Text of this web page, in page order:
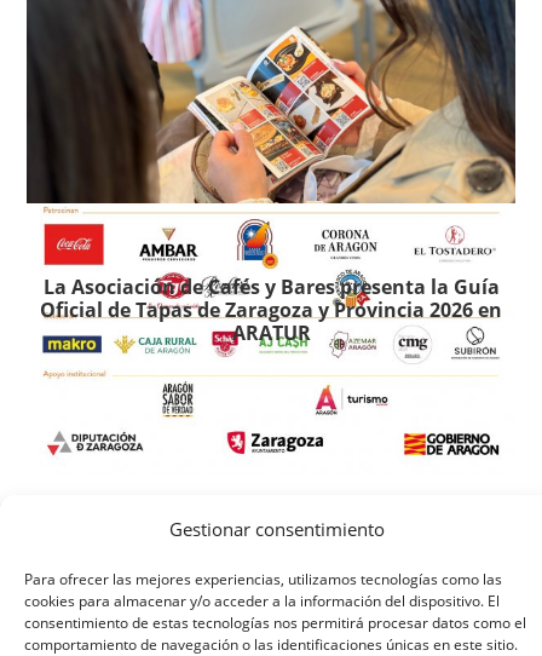
Gestionar consentimiento
Para ofrecer las mejores experiencias, utilizamos tecnologías como las
cookies para almacenar y/o acceder a la información del dispositivo. El
consentimiento de estas tecnologías nos permitirá procesar datos como el
comportamiento de navegación o las identificaciones únicas en este sitio.
La Asociación de Cafés y Bares presenta la Guía
Oficial de Tapas de Zaragoza y Provincia 2026 en
ARATUR
ORGANIZA: ASOCIACIÓN DE CAFÉS Y BARES DE